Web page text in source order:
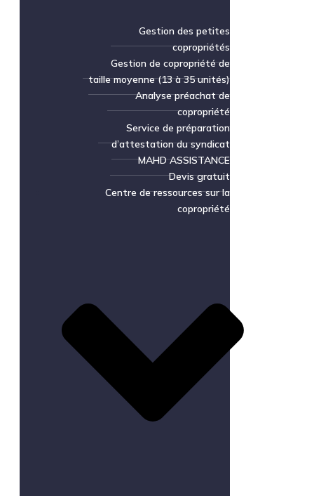
Gestion des petites
copropriétés
Gestion de copropriété de
taille moyenne (13 à 35 unités)
Analyse préachat de
copropriété
Service de préparation
d’attestation du syndicat
MAHD ASSISTANCE
Devis gratuit
Centre de ressources sur la
copropriété